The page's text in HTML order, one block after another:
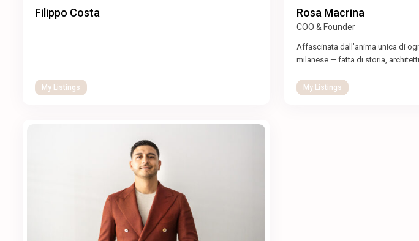
Filippo Costa
My Listings
Rosa Macrina
COO & Founder
Affascinata dall’anima unica di
milanese — fatta di storia,
My Listings